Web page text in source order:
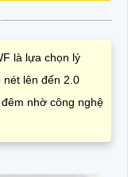
là lựa chọn lý
lên đến 2.0
nhờ công nghệ